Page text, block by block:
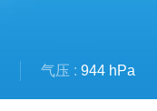
气压 : 944 hPa